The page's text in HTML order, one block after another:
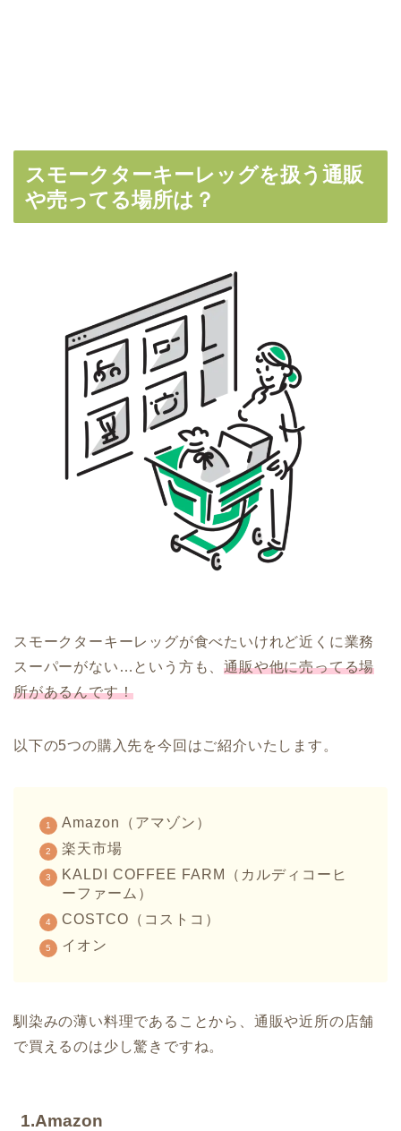
スモークターキーレッグを扱う通販
や売ってる場所は？
スモークターキーレッグが食べたいけれど近くに業務
スーパーがない…という方も、通販や他に売ってる場
所があるんです！
以下の5つの購入先を今回はご紹介いたします。
Amazon（アマゾン）
楽天市場
KALDI COFFEE FARM（カルディコーヒ
ーファーム）
COSTCO（コストコ）
イオン
馴染みの薄い料理であることから、通販や近所の店舗
で買えるのは少し驚きですね。
1.Amazon